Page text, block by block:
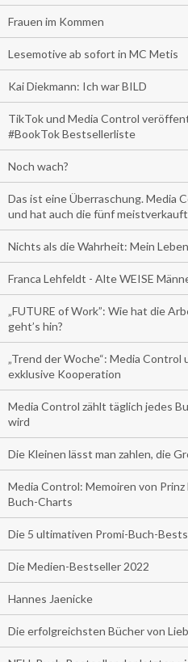
Frauen im Kommen
Lesemotive ab sofort in MC Metis
Kai Diekmann: Ich war BILD
TikTok und Media Control
#BookTok Bestsellerliste
Noch wach?
Das ist eine Überraschung. Media
und hat auch die fünf
Nichts als die Wahrheit: Mein
Franca Lehfeldt - Alte WEISE
„FUTURE of Work”: Wie hat die
geht’s hin?
„Trend der Woche“: Media
exklusive Kooperation
Media Control zählt täglich jedes
wird
Die Kleinen lässt man zahlen, die
Media Control: Memoiren von
Buch-Charts
Die 5 ultimativen Promi-Buch-
Die Medien-Bestseller 2022
Hannes Jaenicke
Die erfolgreichsten Bücher von